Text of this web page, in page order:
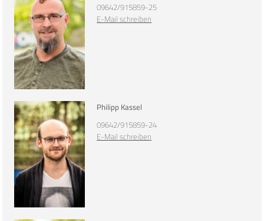
09642/915859-25
E-Mail schreiben
Philipp Kassel
09642/915859-24
E-Mail schreiben